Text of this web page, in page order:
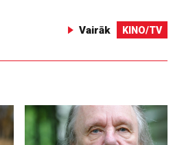
Vairāk KINO/TV